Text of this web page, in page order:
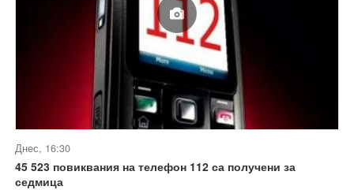
Днес, 16:30
45 523 повиквания на телефон 112 са получени за
седмица